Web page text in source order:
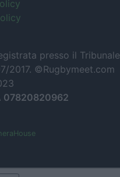
presso il Tribunale
2017. ©Rugbymeet.com
07820820962